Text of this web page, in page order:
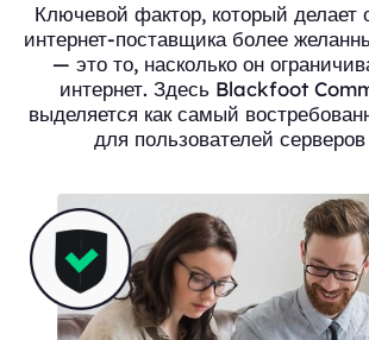
Ключевой фактор, который делает
интернет-поставщика более
— это то, насколько он
интернет. Здесь Blackfoot
выделяется как самый
для пользователей серверов